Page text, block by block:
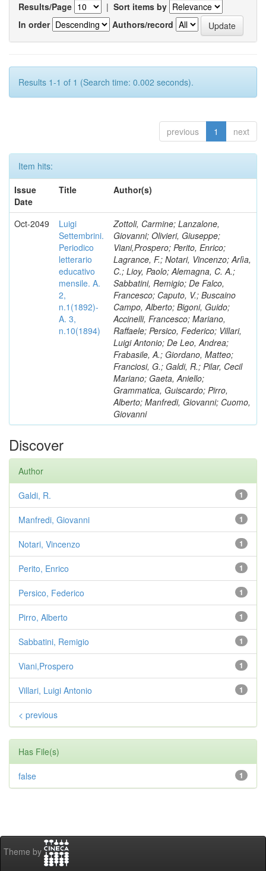
Results/Page | Sort items by
In order
Authors/record
Results 1-1 of 1 (Search time: 0.002 seconds).
previous 1 next
Item hits:
Issue
Date
Title Author(s)
Oct-2049
Luigi
Settembrini.
Periodico
letterario
educativo
mensile. A.
2,
n.1(1892)-
A. 3,
n.10(1894)
Zottoli, Carmine; Lanzalone,
Giovanni; Olivieri, Giuseppe;
Viani,Prospero; Perito, Enrico;
Lagrance, F.; Notari, Vincenzo; Arlìa,
C.; Lioy, Paolo; Alemagna, C. A.;
Sabbatini, Remigio; De Falco,
Francesco; Caputo, V.; Buscaino
Campo, Alberto; Bigoni, Guido;
Accinelli, Francesco; Mariano,
Raffaele; Persico, Federico; Villari,
Luigi Antonio; De Leo, Andrea;
Frabasile, A.; Giordano, Matteo;
Franciosi, G.; Galdi, R.; Pilar, Cecil
Mariano; Gaeta, Aniello;
Grammatica, Guiscardo; Pirro,
Alberto; Manfredi, Giovanni; Cuomo,
Giovanni
Discover
Author
1
Galdi, R.
1
Manfredi, Giovanni
1
Notari, Vincenzo
1
Perito, Enrico
1
Persico, Federico
1
Pirro, Alberto
1
Sabbatini, Remigio
1
Viani,Prospero
1
Villari, Luigi Antonio
< previous
Has File(s)
1
false
Theme by